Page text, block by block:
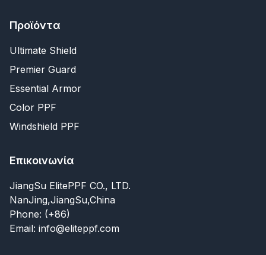
Προϊόντα
Ultimate Shield
Premier Guard
Essential Armor
Color PPF
Windshield PPF
Επικοινωνία
JiangSu ElitePPF CO., LTD.
NanJing,JiangSu,China
Phone: (+86)
Email: info@eliteppf.com